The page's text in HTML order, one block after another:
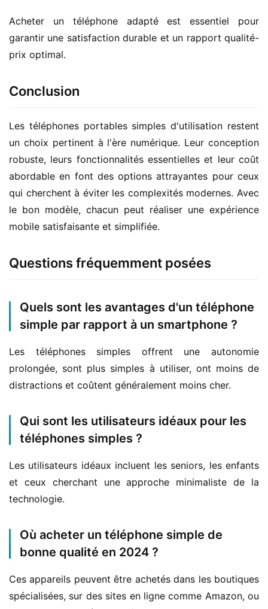
Acheter un téléphone adapté est essentiel pour
garantir une satisfaction durable et un rapport qualité-
prix optimal.
Conclusion
Les téléphones portables simples d'utilisation restent
un choix pertinent à l'ère numérique. Leur conception
robuste, leurs fonctionnalités essentielles et leur coût
abordable en font des options attrayantes pour ceux
qui cherchent à éviter les complexités modernes. Avec
le bon modèle, chacun peut réaliser une expérience
mobile satisfaisante et simplifiée.
Questions fréquemment posées
Quels sont les avantages d'un téléphone
simple par rapport à un smartphone ?
Les téléphones simples offrent une autonomie
prolongée, sont plus simples à utiliser, ont moins de
distractions et coûtent généralement moins cher.
Qui sont les utilisateurs idéaux pour les
téléphones simples ?
Les utilisateurs idéaux incluent les seniors, les enfants
et ceux cherchant une approche minimaliste de la
technologie.
Où acheter un téléphone simple de
bonne qualité en 2024 ?
Ces appareils peuvent être achetés dans les boutiques
spécialisées, sur des sites en ligne comme Amazon, ou